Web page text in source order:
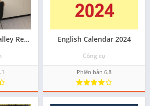
Secrets Of The Valley Remake English Calendar 2024
Công cụ
Phiên bản 6.8